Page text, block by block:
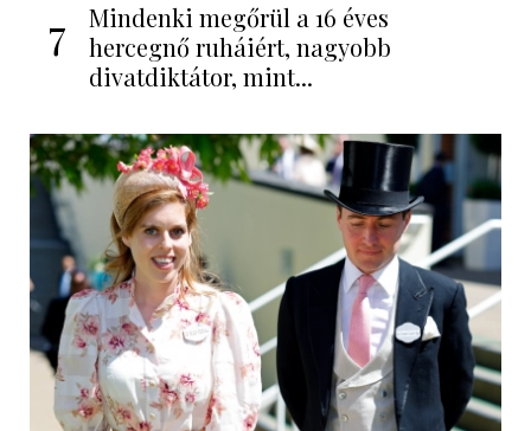
7
Mindenki megőrül a 16 éves
hercegnő ruháiért, nagyobb
divatdiktátor, mint...